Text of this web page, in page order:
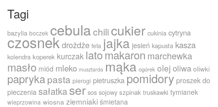
Tagi
bazylia boczek cebulachili cukier cukinia cytryna
czosnekdrożdże feta jajka jesień kapusta kasza
kolendra koperek kurczak latomakaron marchewka
masło miód mleko musztarda mąka ogórek olej oliwa oliwki
paprykapasta pierogi pietruszka pomidory proszek do
pieczenia sałatkaser sos sojowy szpinak truskawki tymianek
wieprzowina wiosna ziemniaki śmietana